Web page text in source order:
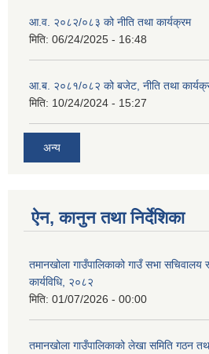
आ.व. २०८२/०८३ को नीति तथा कार्यक्रम
मिति: 06/24/2025 - 16:48
आ.ब. २०८१/०८२ को बजेट, नीति तथा
मिति: 10/24/2024 - 15:27
अन्य
ऐन, कानुन तथा निर्देशिका
तमानखोला गाउँपालिकाको गाउँ सभा सचिवालय
कार्यविधि, २०८२
मिति: 01/07/2026 - 00:00
तमानखोला गाउँपालिकाको लेखा समिति गठन